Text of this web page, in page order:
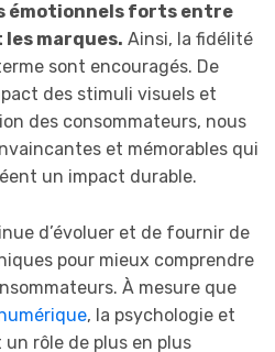
émotionnels forts entre
les marques. Ainsi, la fidélité
sont encouragés. De
des stimuli visuels et
des consommateurs, nous
et mémorables qui
un impact durable.
d’évoluer et de fournir de
pour mieux comprendre
À mesure que
, la psychologie et
rôle de plus en plus